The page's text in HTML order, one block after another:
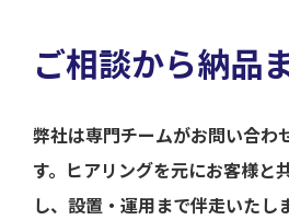
ご相談から納品
弊社は専門チームがお問い合わ
す。ヒアリングを元にお客様と
し、設置・運用まで伴走いたし